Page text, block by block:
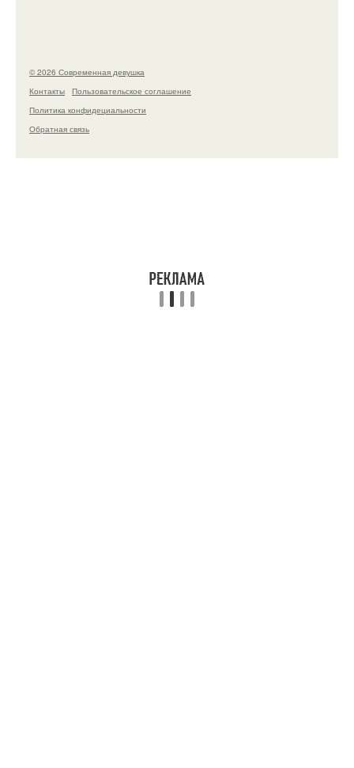
© 2026 Современная девушка
Контакты
Пользовательское соглашение
Политика конфидециальности
Обратная связь